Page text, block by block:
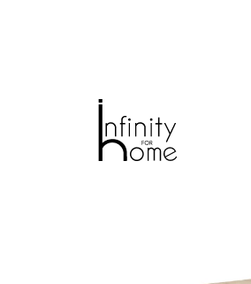
Biblioteci și rafturi
Masute auxiliare